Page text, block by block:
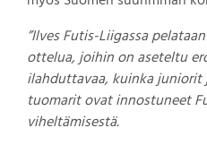
”Ilves Futis-Liigassa
ottelua, joihin on aseteltu
ilahduttavaa, kuinka juniorit
tuomarit ovat innostuneet
viheltämisestä.